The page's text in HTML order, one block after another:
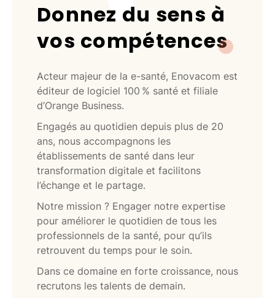
Donnez du sens à
vos compétences
Acteur majeur de la e-santé, Enovacom est
éditeur de logiciel 100 % santé et filiale
d’Orange Business.
Engagés au quotidien depuis plus de 20
ans, nous accompagnons les
établissements de santé dans leur
transformation digitale et facilitons
l’échange et le partage.
Notre mission ? Engager notre expertise
pour améliorer le quotidien de tous les
professionnels de la santé, pour qu’ils
retrouvent du temps pour le soin.
Dans ce domaine en forte croissance, nous
recrutons les talents de demain.